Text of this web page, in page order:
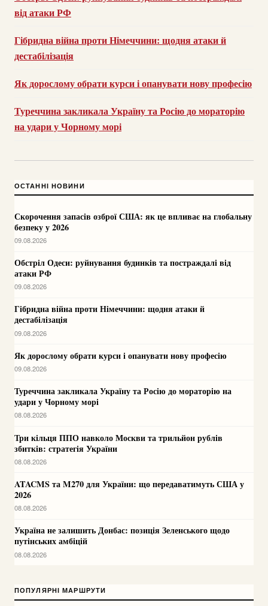
від атаки РФ
Гібридна війна проти Німеччини: щодня атаки й
дестабілізація
Як дорослому обрати курси і опанувати нову професію
Туреччина закликала Україну та Росію до мораторію
на удари у Чорному морі
ОСТАННІ НОВИНИ
Скорочення запасів озброї США: як це впливає на глобальну
безпеку у 2026
09.08.2026
Обстріл Одеси: руйнування будинків та постраждалі від
атаки РФ
09.08.2026
Гібридна війна проти Німеччини: щодня атаки й
дестабілізація
09.08.2026
Як дорослому обрати курси і опанувати нову професію
09.08.2026
Туреччина закликала Україну та Росію до мораторію на
удари у Чорному морі
08.08.2026
Три кільця ППО навколо Москви та трильйон рублів
збитків: стратегія України
08.08.2026
ATACMS та M270 для України: що передаватимуть США у
2026
08.08.2026
Україна не залишить Донбас: позиція Зеленського щодо
путінських амбіцій
08.08.2026
ПОПУЛЯРНІ МАРШРУТИ